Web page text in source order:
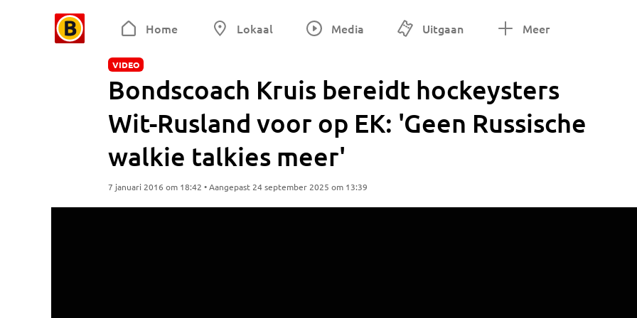
Home Lokaal Media Uitgaan Meer
VIDEO
Bondscoach Kruis bereidt hockeysters
Wit-Rusland voor op EK: 'Geen Russische
walkie talkies meer'
7 januari 2016 om 18:42 • Aangepast 24 september 2025 om 13:39